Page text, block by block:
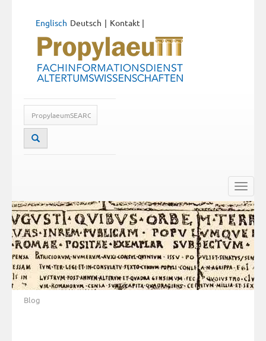
Deutsch
Englisch Kontakt |
Toggle
Blog